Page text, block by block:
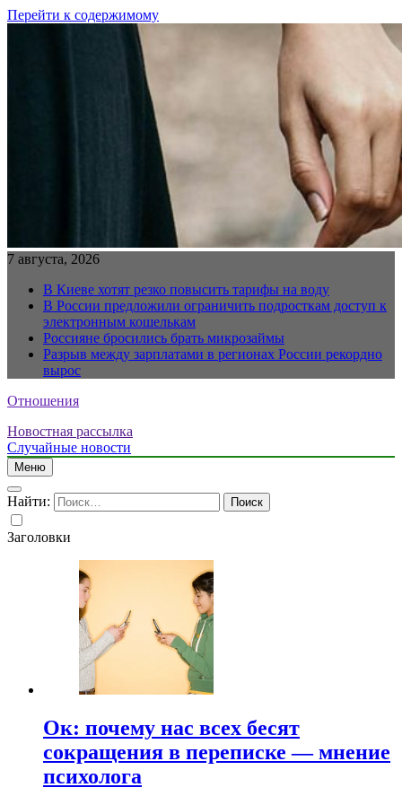
Перейти к содержимому
7 августа, 2026
В Киеве хотят резко повысить тарифы на воду
В России предложили ограничить подросткам доступ к
электронным кошелькам
Россияне бросились брать микрозаймы
Разрыв между зарплатами в регионах России рекордно
вырос
Отношения
Новостная рассылка
Случайные новости
Меню
Найти:
Заголовки
Ок: почему нас всех бесят
сокращения в переписке — мнение
психолога